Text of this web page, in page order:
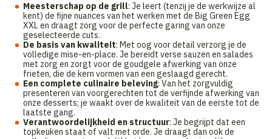
Meesterschap op de grill: Je leert (tenzij je de werkwijze al
kent) de fijne nuances van het werken met de Big Green Egg
XXL en draagt zorg voor de perfecte garing van onze
geselecteerde cuts.
De basis van kwaliteit: Met oog voor detail verzorg je de
volledige mise-en-place. Je bereidt verse sauzen en salades
met zorg en zorgt voor de goudgele afwerking van onze
frieten, die de kern vormen van een geslaagd gerecht.
Een complete culinaire beleving: Van het zorgvuldig
presenteren van voorgerechten tot de verfijnde afwerking van
onze desserts; je waakt over de kwaliteit van de eerste tot de
laatste gang.
Verantwoordelijkheid en structuur: Je begrijpt dat een
topkeuken staat of valt met orde. Je draagt dan ook de